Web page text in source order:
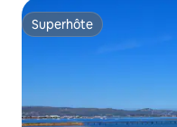
Superhôte
Superhôte